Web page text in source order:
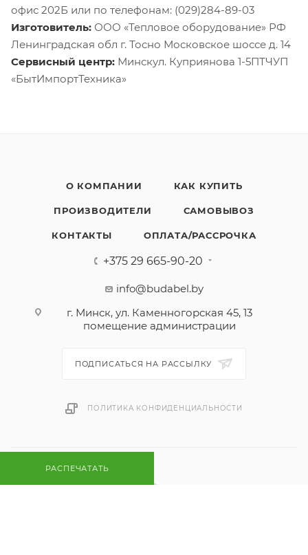
РАСПЕЧАТАТЬ
офис 202Б или по телефонам: (029)284-89-03
Изготовитель: ООО «Тепловое оборудование» РФ
Ленинградская обл г. Тосно Московское шоссе д. 14
Сервисный центр: Минскул. Куприянова 1-5ПТЧУП
«БытИмпортТехника»
О КОМПАНИИ КАК КУПИТЬ
ПРОИЗВОДИТЕЛИ САМОВЫВОЗ
КОНТАКТЫ ОПЛАТА/РАССРОЧКА
+375 29 665-90-20
info@budabel.by
г. Минск, ул. Каменногорская 45, 13
помещение администрации
ПОДПИСАТЬСЯ НА РАССЫЛКУ
ПОЛИТИКА КОНФИДЕНЦИАЛЬНОСТИ